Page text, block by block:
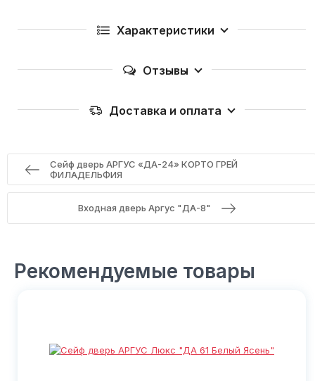
Характеристики
Отзывы
Доставка и оплата
Сейф дверь АРГУС «ДА-24» КОРТО ГРЕЙ
ФИЛАДЕЛЬФИЯ
Входная дверь Аргус "ДА-8"
Рекомендуемые товары